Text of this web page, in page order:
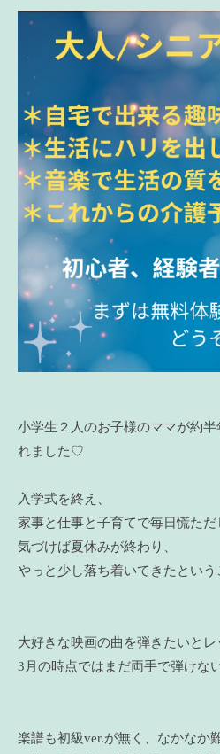
小学生２人のお子様のママが約半
れました♡
入学式を終え、
家事と仕事と子育てで毎日慌ただ
気づけば夏休みが終わり、
やっと少し落ち着いてきたとい
大好きな映画の曲を弾きたいとレ
3月の時点ではまだ両手で弾けな
楽譜も初級ver.が無く、なかなか